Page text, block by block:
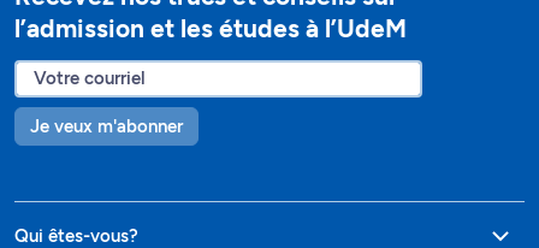
l’admission et les études à l’UdeM
Je veux m'abonner
Qui êtes-vous?